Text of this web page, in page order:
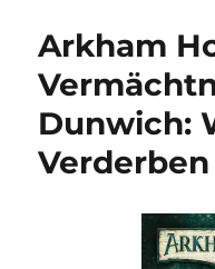
Arkham
Dunwich: